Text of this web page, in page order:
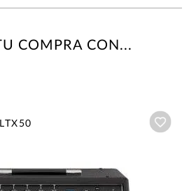
COMPRA CON...